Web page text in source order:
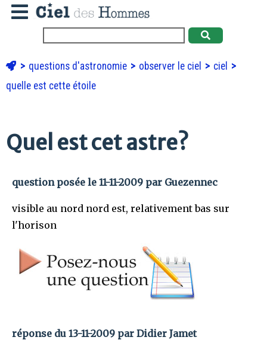
questions d'astronomie observer le ciel
ciel
quelle est cette étoile
Quel est cet astre?
question posée le 11-11-2009 par Guezennec
visible au nord nord est, relativement bas sur
l'horison
réponse du 13-11-2009 par Didier Jamet